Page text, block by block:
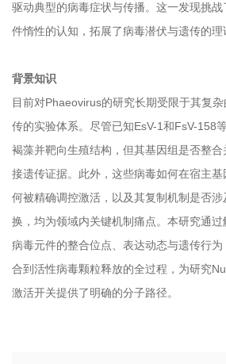
驱动典型的病毒症状与传播。这一发现挑
件惰性的认知，拓展了病毒潜伏与遗传的理
背景知识
目前对Phaeovirus的研究长期受限于其复
传的实验体系。尽管已知EsV-1和FsV-158
褐藻并靶向生殖结构，但其基因组是否整
接遗传证据。此外，这些病毒如何在宿主
何被精确调控激活，以及其复制机制是否
换，均为领域内关键机制痛点。本研究通
病毒元件的整合位点、表达动态与遗传行
合到活性病毒颗粒释放的全过程，为研究
激活开关提供了明确的分子路径。